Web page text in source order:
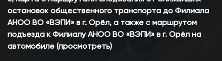
остановок общественного транспорта до Филиала
АНОО ВО «ВЭПИ» в г. Орёл, а также с маршрутом
подъезда к Филиалу АНОО ВО «ВЭПИ» в г. Орёл на
автомобиле (просмотреть)